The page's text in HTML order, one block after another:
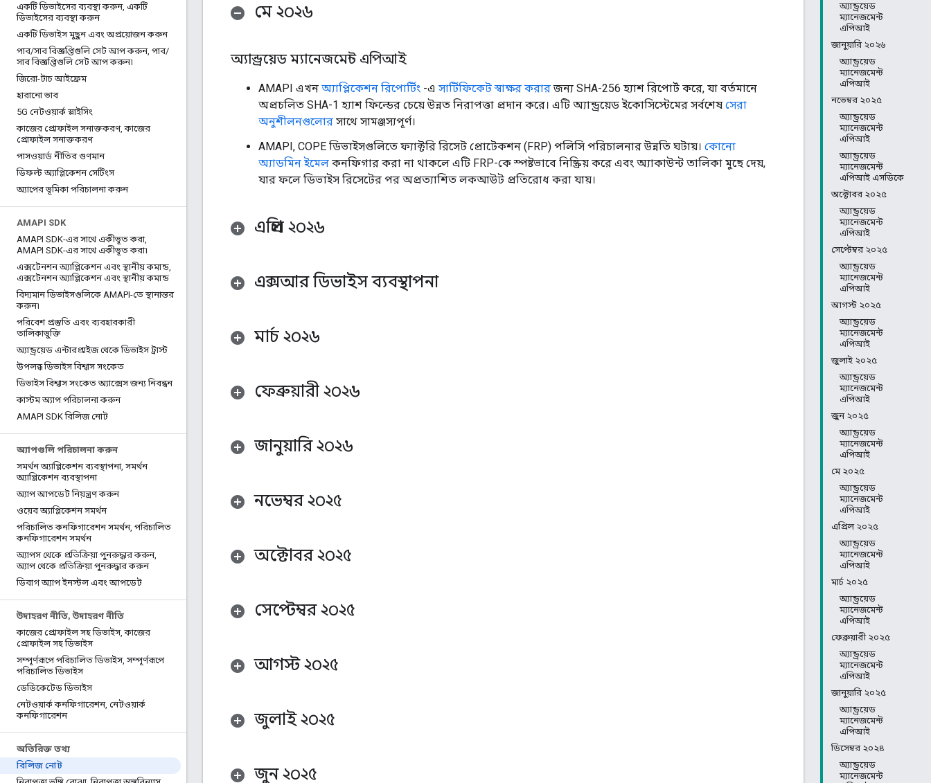
একটি ডিভাইসের ব্যবস্থা করুন, একটি
ডিভাইসের ব্যবস্থা করুন
একটি ডিভাইস মুছুন এবং অপ্রয়োজন করুন
পাব/সাব বিজ্ঞপ্তিগুলি সেট আপ করুন, পাব/
সাব বিজ্ঞপ্তিগুলি সেট আপ করুন৷
জিরো-টাচ আইফ্রেম
হারানো ভাব
5G নেটওয়ার্ক স্লাইসিং
কাজের প্রোফাইল সনাক্তকরণ, কাজের
প্রোফাইল সনাক্তকরণ
পাসওয়ার্ড নীতির গুণমান
ডিফল্ট অ্যাপ্লিকেশন সেটিংস
অ্যাপের ভূমিকা পরিচালনা করুন
AMAPI SDK
AMAPI SDK-এর সাথে একীভূত করা,
AMAPI SDK-এর সাথে একীভূত করা৷
এক্সটেনশন অ্যাপ্লিকেশন এবং স্থানীয় কমান্ড,
এক্সটেনশন অ্যাপ্লিকেশন এবং স্থানীয় কমান্ড
বিদ্যমান ডিভাইসগুলিকে AMAPI-তে স্থানান্তর
করুন৷
পরিবেশ প্রস্তুতি এবং ব্যবহারকারী
তালিকাভুক্তি
অ্যান্ড্রয়েড এন্টারপ্রাইজ থেকে ডিভাইস ট্রাস্ট
উপলব্ধ ডিভাইস বিশ্বাস সংকেত
ডিভাইস বিশ্বাস সংকেত অ্যাক্সেস জন্য নিবন্ধন
কাস্টম অ্যাপ পরিচালনা করুন
AMAPI SDK রিলিজ নোট
অ্যাপগুলি পরিচালনা করুন
সমর্থন অ্যাপ্লিকেশন ব্যবস্থাপনা, সমর্থন
অ্যাপ্লিকেশন ব্যবস্থাপনা
অ্যাপ আপডেট নিয়ন্ত্রণ করুন
ওয়েব অ্যাপ্লিকেশন সমর্থন
পরিচালিত কনফিগারেশন সমর্থন, পরিচালিত
কনফিগারেশন সমর্থন
অ্যাপস থেকে প্রতিক্রিয়া পুনরুদ্ধার করুন,
অ্যাপ থেকে প্রতিক্রিয়া পুনরুদ্ধার করুন
ডিবাগ অ্যাপ ইনস্টল এবং আপডেট
উদাহরণ নীতি, উদাহরণ নীতি
কাজের প্রোফাইল সহ ডিভাইস, কাজের
প্রোফাইল সহ ডিভাইস
সম্পূর্ণরূপে পরিচালিত ডিভাইস, সম্পূর্ণরূপে
পরিচালিত ডিভাইস
ডেডিকেটেড ডিভাইস
নেটওয়ার্ক কনফিগারেশন, নেটওয়ার্ক
কনফিগারেশন
অতিরিক্ত তথ্য
রিলিজ নোট
অ্যান্ড্রয়েড
ম্যানেজমেন্ট
এপিআই
জানুয়ারি ২০২৬
অ্যান্ড্রয়েড
ম্যানেজমেন্ট
এপিআই
নভেম্বর ২০২৫
অ্যান্ড্রয়েড
ম্যানেজমেন্ট
এপিআই
অ্যান্ড্রয়েড
ম্যানেজমেন্ট
এপিআই এসডিকে
অক্টোবর ২০২৫
অ্যান্ড্রয়েড
ম্যানেজমেন্ট
এপিআই
সেপ্টেম্বর ২০২৫
অ্যান্ড্রয়েড
ম্যানেজমেন্ট
এপিআই
আগস্ট ২০২৫
অ্যান্ড্রয়েড
ম্যানেজমেন্ট
এপিআই
জুলাই ২০২৫
অ্যান্ড্রয়েড
ম্যানেজমেন্ট
এপিআই
জুন ২০২৫
অ্যান্ড্রয়েড
ম্যানেজমেন্ট
এপিআই
মে ২০২৫
অ্যান্ড্রয়েড
ম্যানেজমেন্ট
এপিআই
এপ্রিল ২০২৫
অ্যান্ড্রয়েড
ম্যানেজমেন্ট
এপিআই
মার্চ ২০২৫
অ্যান্ড্রয়েড
ম্যানেজমেন্ট
এপিআই
ফেব্রুয়ারী ২০২৫
অ্যান্ড্রয়েড
ম্যানেজমেন্ট
এপিআই
জানুয়ারি ২০২৫
অ্যান্ড্রয়েড
ম্যানেজমেন্ট
এপিআই
ডিসেম্বর ২০২৪
অ্যান্ড্রয়েড
ম্যানেজমেন্ট
মে ২০২৬
অ্যান্ড্রয়েড ম্যানেজমেন্ট এপিআই
AMAPI এখন অ্যাপ্লিকেশন রিপোর্টিং -এ সার্টিফিকেট স্বাক্ষর করারজন্য SHA-256 হ্যাশ রিপোর্ট করে, যা বর্তমানে
অপ্রচলিত SHA-1 হ্যাশ ফিল্ডের চেয়ে উন্নত নিরাপত্তা প্রদান করে। এটি অ্যান্ড্রয়েড ইকোসিস্টেমের সর্বশেষ সেরা
অনুশীলনগুলোর সাথে সামঞ্জস্যপূর্ণ।
AMAPI, COPE ডিভাইসগুলিতে ফ্যাক্টরি রিসেট প্রোটেকশন (FRP) পলিসি পরিচালনার উন্নতি ঘটায়। কোনো
অ্যাডমিন ইমেল কনফিগার করা না থাকলে এটি FRP-কে স্পষ্টভাবে নিষ্ক্রিয় করে এবং অ্যাকাউন্ট তালিকা মুছে দেয়,
যার ফলে ডিভাইস রিসেটের পর অপ্রত্যাশিত লকআউট প্রতিরোধ করা যায়।
এপ্রিল ২০২৬
এক্সআর ডিভাইস ব্যবস্থাপনা
মার্চ ২০২৬
ফেব্রুয়ারী ২০২৬
জানুয়ারি ২০২৬
নভেম্বর ২০২৫
অক্টোবর ২০২৫
সেপ্টেম্বর ২০২৫
আগস্ট ২০২৫
জুলাই ২০২৫
জুন ২০২৫